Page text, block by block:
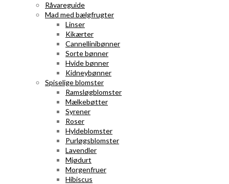
Råvareguide
Mad med bælgfrugter
Linser
Kikærter
Cannellinibønner
Sorte bønner
Hvide bønner
Kidneybønner
Spiselige blomster
Ramsløgblomster
Mælkebøtter
Syrener
Roser
Hyldeblomster
Purløgsblomster
Lavendler
Mjødurt
Morgenfruer
Hibiscus